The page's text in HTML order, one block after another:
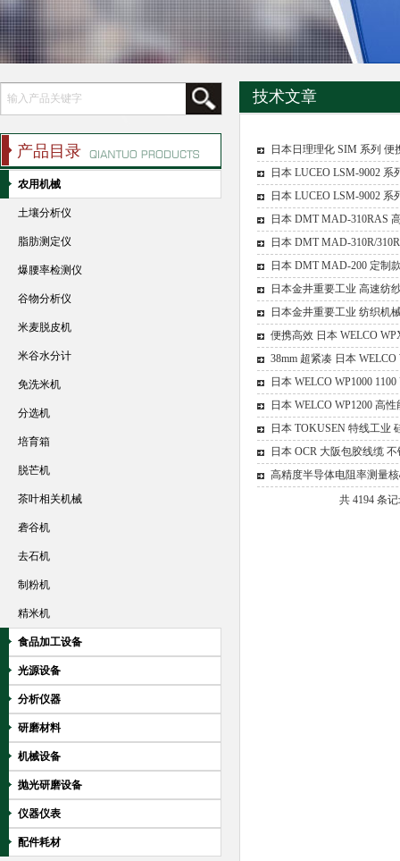
技术文章
日本日理理化 SIM 系列
日本 LUCEO LSM-9002
日本 LUCEO LSM-9002
日本 DMT MAD-310RAS
日本 DMT MAD-310R/
日本 DMT MAD-200 定制
日本金井重要工业 高速纺
日本金井重要工业 纺织机
便携高效 日本 WELCO
38mm 超紧凑 日本
日本 WELCO WP1000
日本 WELCO WP1200 高
日本 TOKUSEN 特线工业
日本 OCR 大阪包胶线缆
高精度半导体电阻率测量
共 4194 条
产品目录
农用机械
土壤分析仪
脂肪测定仪
爆腰率检测仪
谷物分析仪
米麦脱皮机
米谷水分计
免洗米机
分选机
培育箱
脱芒机
茶叶相关机械
砻谷机
去石机
制粉机
精米机
食品加工设备
光源设备
分析仪器
研磨材料
机械设备
抛光研磨设备
仪器仪表
配件耗材